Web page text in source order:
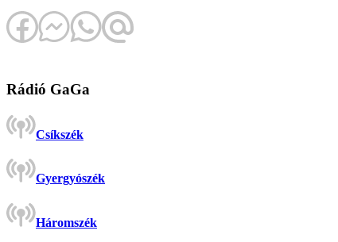
Rádió GaGa
Csíkszék
Gyergyószék
Háromszék